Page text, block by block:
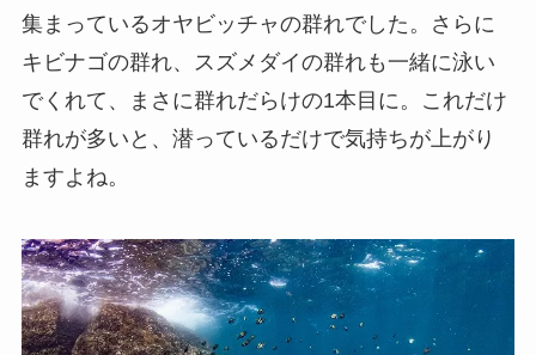
集まっているオヤビッチャの群れでした。さらに
キビナゴの群れ、スズメダイの群れも一緒に泳い
でくれて、まさに群れだらけの1本目に。これだけ
群れが多いと、潜っているだけで気持ちが上がり
ますよね。